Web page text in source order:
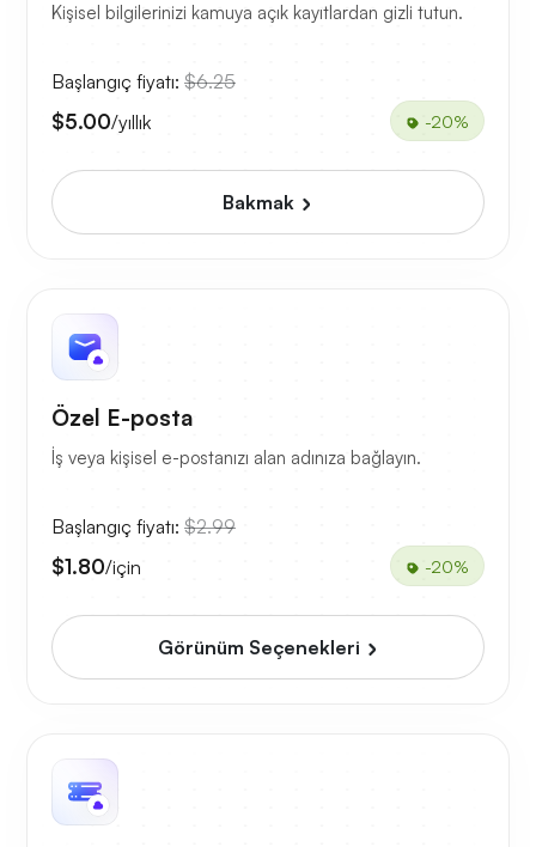
Kişisel bilgilerinizi kamuya açık kayıtlardan gizli tutun.
Başlangıç fiyatı: $6.25
$5.00/yıllık -20%
Bakmak
Özel E-posta
İş veya kişisel e-postanızı alan adınıza bağlayın.
Başlangıç fiyatı: $2.99
$1.80/için -20%
Görünüm Seçenekleri